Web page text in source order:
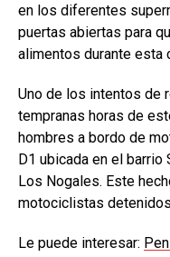
en los diferentes
puertas abiertas para
alimentos durante esta
Uno de los intentos de
tempranas horas de
hombres a bordo de
D1 ubicada en el barrio
Los Nogales. Este
motociclistas
Le puede interesar: